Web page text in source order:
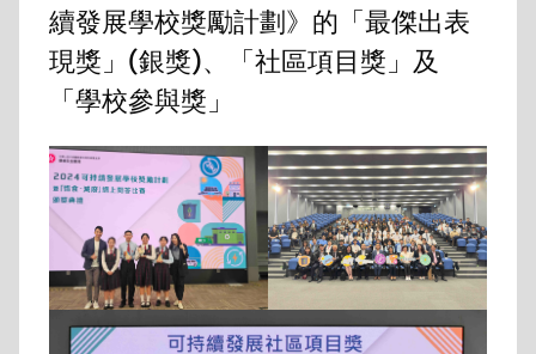
續發展學校獎勵計劃》的「最傑出表
現獎」(銀獎)、「社區項目獎」及
「學校參與獎」